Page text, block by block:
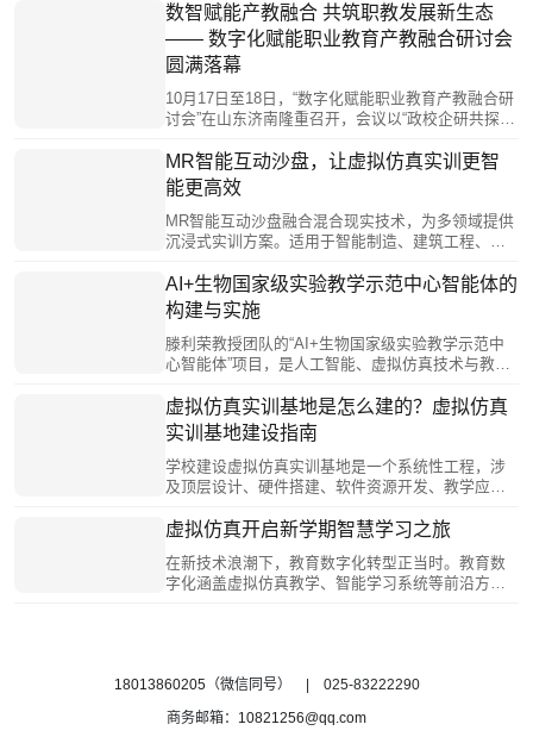
解决方案。
虚拟仿真解决方案，开发XR工作站、MR沙盘等硬
件，构建"虚实结合"教学环境。通过VRC-Editor零代
码工具实现资源自主开发，结合AI技术实现个性化
教学。虚拟仿真技术正从辅助手段升级为教育新基
建核心，推动教育数字化转型。
数智赋能产教融合 共筑职教发展新生态
—— 数字化赋能职业教育产教融合研讨会
圆满落幕
10月17日至18日，“数字化赋能职业教育产教融合研
讨会”在山东济南隆重召开，会议以“政校企研共探产
工程院院士等全国各地职业院校领导、教育专家、
行业企业代表及一线教育工作者共计160余人，通过
政策解读、主旨报告、圆桌研讨、实地观摩等多元
形式，破解产教融合痛点难题，共绘数字化背景下
职业教育高质量发展新蓝图。
MR智能互动沙盘，让虚拟仿真实训更智
能更高效
MR智能互动沙盘融合混合现实技术，为多领域提供
沉浸式实训方案。适用于智能制造、建筑工程、智
筑可视化设计、物流流程模拟等场景。核心优势包
括虚实融合体验、多人协同操作、数据驱动教学、
安全管理设计及开放扩展性，通过SLAM定位、人脸
识别等技术实现精准交互。该设备有效降低实训风
险，提升教学效率，推动跨学科协作，成为现代教
AI+生物国家级实验教学示范中心智能体的
构建与实施
滕利荣教授团队的“AI+生物国家级实验教学示范中
心智能体”项目，是人工智能、虚拟仿真技术与教育
成共建共享的教师共同体，推动优质资源流动与教
师能力提升，为全国生物实验教学提供可复制、可
推广的经验，为人工智能时代教育改革开辟新路
径。随着技术进步与教育理念更新，AI与虚拟仿真
融合的生物实验教学智能体将持续完善，为培养创
虚拟仿真实训基地是怎么建的？虚拟仿真
实训基地建设指南
学校建设虚拟仿真实训基地是一个系统性工程，涉
及顶层设计、硬件搭建、软件资源开发、教学应用
般由专业虚拟仿真实训中心、公共虚拟仿真实训中
要根据先进行业企业岗位职责和技能对职业院校人
才培养提出的新要求，厘清实训教学过程中的“三高
虚拟仿真开启新学期智慧学习之旅
在新技术浪潮下，教育数字化转型正当时。教育数
字化涵盖虚拟仿真教学、智能学习系统等前沿方
能。借助网络连接异地师生，共享优质资源，平衡
协作学习，激发兴趣与潜能。
18013860205（微信同号） | 025-83222290
商务邮箱： 10821256@qq.com